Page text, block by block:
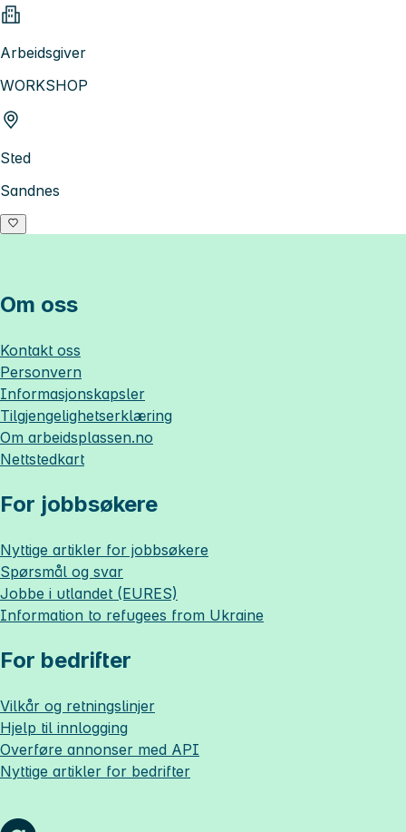
Arbeidsgiver
WORKSHOP
Sted
Sandnes
Om oss
Kontakt oss
Personvern
Informasjonskapsler
Tilgjengelighetserklæring
Om arbeidsplassen.no
Nettstedkart
For jobbsøkere
Nyttige artikler for jobbsøkere
Spørsmål og svar
Jobbe i utlandet (EURES)
Information to refugees from Ukraine
For bedrifter
Vilkår og retningslinjer
Hjelp til innlogging
Overføre annonser med API
Nyttige artikler for bedrifter